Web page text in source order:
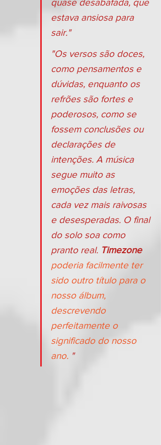
quase desabafada, que
estava ansiosa para
sair."
"Os versos são doces,
como pensamentos e
dúvidas, enquanto os
refrões são fortes e
poderosos, como se
fossem conclusões ou
declarações de
intenções. A música
segue muito as
emoções das letras,
cada vez mais raivosas
e desesperadas. O final
do solo soa como
pranto real. Timezone
poderia facilmente ter
sido outro título para o
nosso álbum,
descrevendo
perfeitamente o
significado do nosso
ano. "